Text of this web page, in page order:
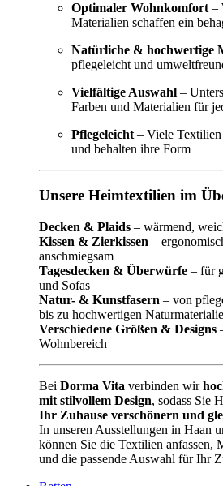
Optimaler Wohnkomfort –
Materialien schaffen ein
Natürliche & hochwertige
pflegeleicht und
Vielfältige Auswahl –
Farben und Materialien für
Pflegeleicht – Viele
und behalten ihre Form
Unsere Heimtextilien im
Decken & Plaids – wärmend,
Kissen & Zierkissen –
anschmiegsam
Tagesdecken & Überwürfe – für
und Sofas
Natur- & Kunstfasern – von
bis zu hochwertigen
Verschiedene Größen & Designs
Wohnbereich
Bei Dorma Vita verbinden wir
mit stilvollem Design, sodass Sie
Ihr Zuhause verschönern und
In unseren Ausstellungen in Haan
können Sie die Textilien anfassen,
und die passende Auswahl für Ihr